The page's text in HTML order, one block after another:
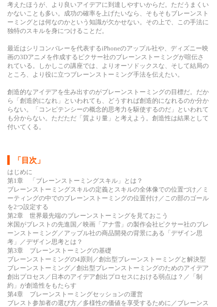
考えたほうが、より良いアイデアに到達しやすいからだ。ただうまくい
かないことも多い。成功の確率を上げたいなら、そもそもブレーンスト
ーミングとは何なのかという知識が欠かせない。その上で、この手法に
独特のスキルを身につけることだ。
最近はシリコンバレーを代表するiPhoneのアップル社や、ディズニー映
画の3Dアニメを作成するピクサー社のブレーンストーミングが喧伝さ
れている。しかしこの講座では、よりオーソドックスな、そして結局の
ところ、より役に立つブレーンストーミング手法を伝えたい。
創造的なアイデアを生み出すのがブレーンストーミングの目標だ。だか
ら「創造的になれ」といわれても、どうすれば創造的になれるのか分か
らない。「コンピテンシーの概念的思考力を駆使するのだ」といわれて
も分からない。ただただ「質より量」と考えよう。創造性は結果として
付いてくる。
「目次」
はじめに
第1章 「ブレーンストーミングスキル」とは？
ブレーンストーミングスキルの定義とスキルの全体像での位置づけ／ミ
ーティングの中でのブレーンストーミングの位置付け／この部のゴール
を2つ設定する
第2章 世界最先端のブレーンストーミングを見ておこう
米国がブレストの先進国／映画「アナ雪」の製作会社ピクサー社のブレ
ーンストーミング／アップル社の商品開発の背景にある「デザイン思
考」／デザイン思考とは？
第3章 ブレーンストーミングの基礎
ブレーンストーミングの4原則／創出型ブレーンストーミングと解決型
ブレーンストーミング／創出型ブレーンストーミングのためのアイデア
創出プロセス／日本のアイデア創出プロセスにおける弱点は？／「制
約」が創造性をもたらす
第4章 ブレーンストーミングセッションの運営
ブレスト参加者の選び方／多様性の価値を享受するために／ブレーンス